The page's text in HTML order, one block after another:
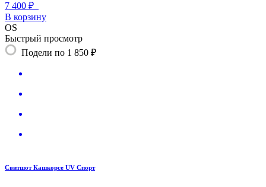
7 400 ₽
В корзину
OS
Быстрый просмотр
Подели по 1 850 ₽
Свитшот Кашкорсе UV Спорт